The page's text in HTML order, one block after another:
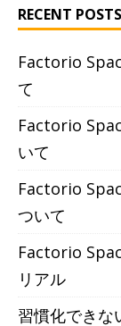
RECENT POSTS
Factorio
て
Factorio
いて
Factorio
ついて
Factorio
リアル
習慣化できな